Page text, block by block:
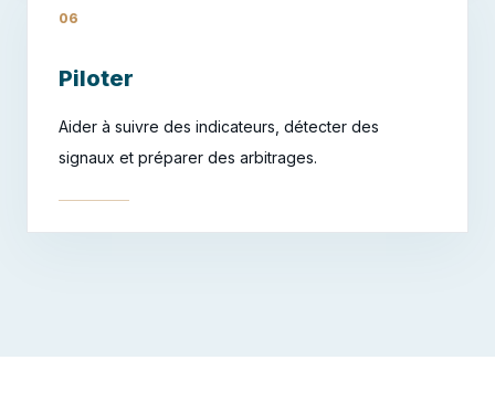
06
Piloter
Aider à suivre des indicateurs, détecter des
signaux et préparer des arbitrages.